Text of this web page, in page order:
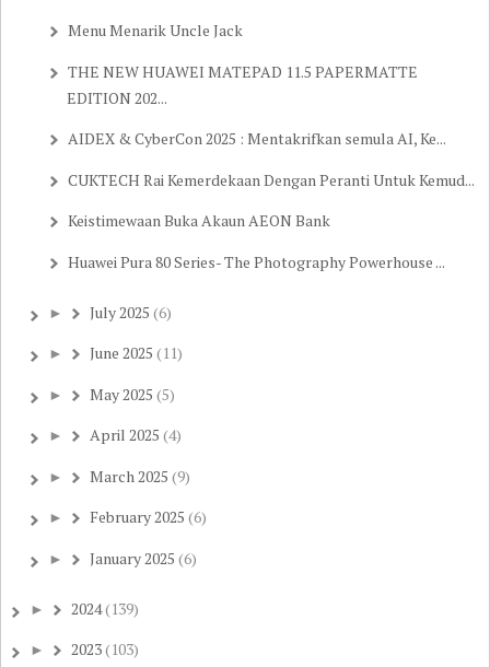
Menu Menarik Uncle Jack
THE NEW HUAWEI MATEPAD 11.5 PAPERMATTE
EDITION 202...
AIDEX & CyberCon 2025 : Mentakrifkan semula AI, Ke...
CUKTECH Rai Kemerdekaan Dengan Peranti Untuk Kemud...
Keistimewaan Buka Akaun AEON Bank
Huawei Pura 80 Series- The Photography Powerhouse ...
► July 2025 (6)
► June 2025 (11)
► May 2025 (5)
► April 2025 (4)
► March 2025 (9)
► February 2025 (6)
► January 2025 (6)
► 2024(139)
► 2023(103)